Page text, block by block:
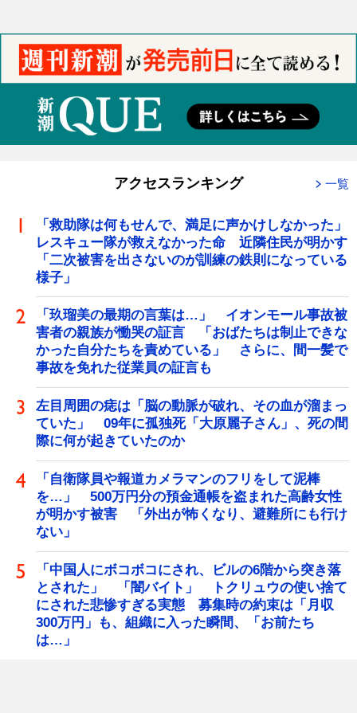
アクセスランキング 一覧
「救助隊は何もせんで、満足に声かけしなかった」
レスキュー隊が救えなかった命 近隣住民が明かす
「二次被害を出さないのが訓練の鉄則になっている
様子」
「玖瑠美の最期の言葉は…」 イオンモール事故被
害者の親族が慟哭の証言 「おばたちは制止できな
かった自分たちを責めている」 さらに、間一髪で
事故を免れた従業員の証言も
左目周囲の痣は「脳の動脈が破れ、その血が溜まっ
ていた」 09年に孤独死「大原麗子さん」、死の間
際に何が起きていたのか
「自衛隊員や報道カメラマンのフリをして泥棒
を…」 500万円分の預金通帳を盗まれた高齢女性
が明かす被害 「外出が怖くなり、避難所にも行け
ない」
「中国人にボコボコにされ、ビルの6階から突き落
とされた」 「闇バイト」 トクリュウの使い捨て
にされた悲惨すぎる実態 募集時の約束は「月収
300万円」も、組織に入った瞬間、「お前たち
は…」